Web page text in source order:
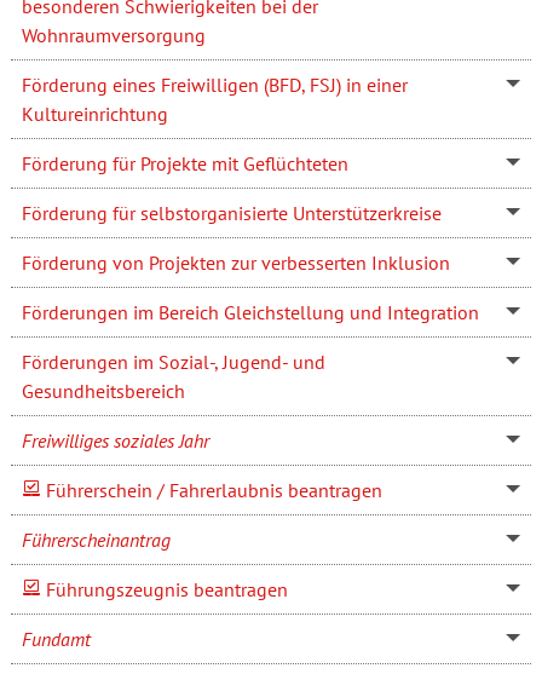
besonderen Schwierigkeiten bei der
Wohnraumversorgung
Förderung eines Freiwilligen (BFD, FSJ) in einer
Kultureinrichtung
Förderung für Projekte mit Geflüchteten
Förderung für selbstorganisierte Unterstützerkreise
Förderung von Projekten zur verbesserten Inklusion
Förderungen im Bereich Gleichstellung und Integration
Förderungen im Sozial-, Jugend- und
Gesundheitsbereich
Freiwilliges soziales Jahr
Führerschein / Fahrerlaubnis beantragen
Führerscheinantrag
Führungszeugnis beantragen
Fundamt